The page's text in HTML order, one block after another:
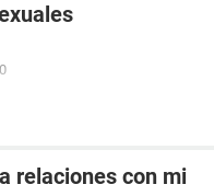
relaciones con mi